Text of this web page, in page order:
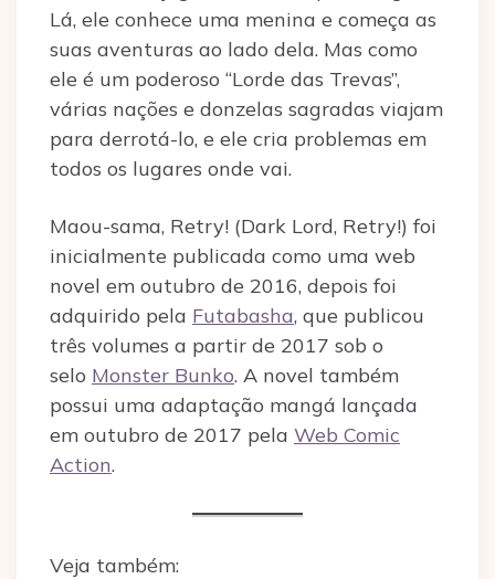
Lá, ele conhece uma menina e começa as
suas aventuras ao lado dela. Mas como
ele é um poderoso “Lorde das Trevas”,
várias nações e donzelas sagradas viajam
para derrotá-lo, e ele cria problemas em
todos os lugares onde vai.
Maou-sama, Retry! (Dark Lord, Retry!) foi
inicialmente publicada como uma web
novel em outubro de 2016, depois foi
adquirido pela Futabasha, que publicou
três volumes a partir de 2017 sob o
selo Monster Bunko. A novel também
possui uma adaptação mangá lançada
em outubro de 2017 pela Web Comic
Action.
Veja também: